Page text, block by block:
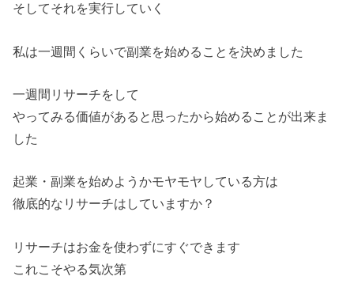
そしてそれを実行していく
私は一週間くらいで副業を始めることを決めました
一週間リサーチをして
やってみる価値があると思ったから始めることが出来ま
した
起業・副業を始めようかモヤモヤしている方は
徹底的なリサーチはしていますか？
リサーチはお金を使わずにすぐできます
これこそやる気次第